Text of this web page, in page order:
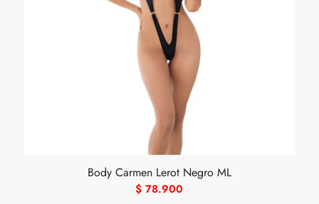
Body Carmen Lerot Negro ML
$ 78.900